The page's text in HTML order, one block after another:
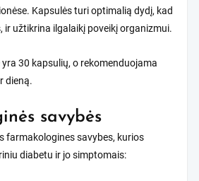
Kapsulės turi optimalią dydį, kad
ir užtikrina ilgalaikį poveikį organizmui.
30 kapsulių, o rekomenduojama
dieną.
savybės
farmakologines savybes, kurios
diabetu ir jo simptomais: